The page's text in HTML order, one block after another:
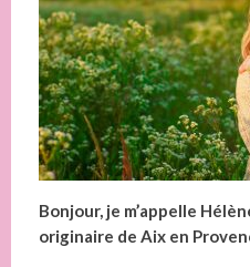
Bonjour, je m’appelle
originaire de Aix en